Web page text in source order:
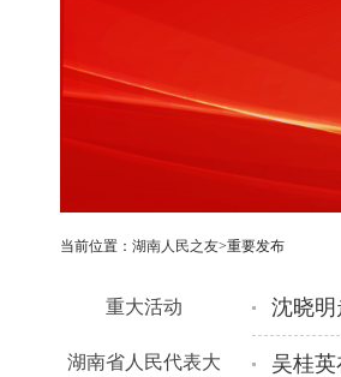
当前位置： 湖南人民之友>重要发布
重大活动
湖南省人民代表大
沈晓
吴桂